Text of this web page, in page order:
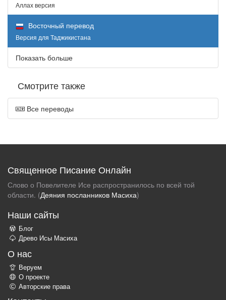
Аллах версия
Восточный перевод
Версия для Таджикистана
Показать больше
Смотрите также
Все переводы
Священное Писание Онлайн
Слово о Повелителе Исе распространилось по всей той
области. (Деяния посланников Масиха)
Наши сайты
Блог
Древо Исы Масиха
О нас
Веруем
О проекте
Авторские права